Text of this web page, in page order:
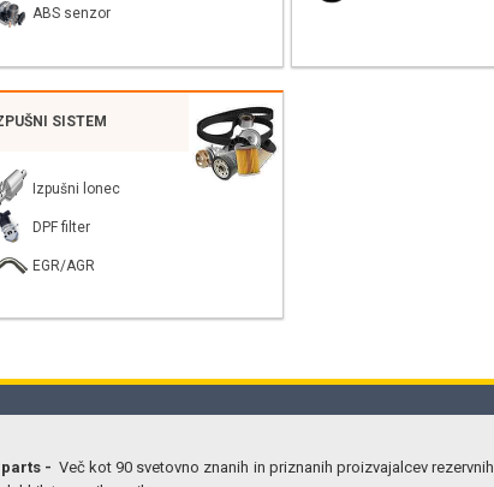
ABS senzor
SISTEM
Izpušni lonec
DPF filter
EGR/AGR
- Več kot 90 svetovno znanih in priznanih proizvajalcev rezervnih